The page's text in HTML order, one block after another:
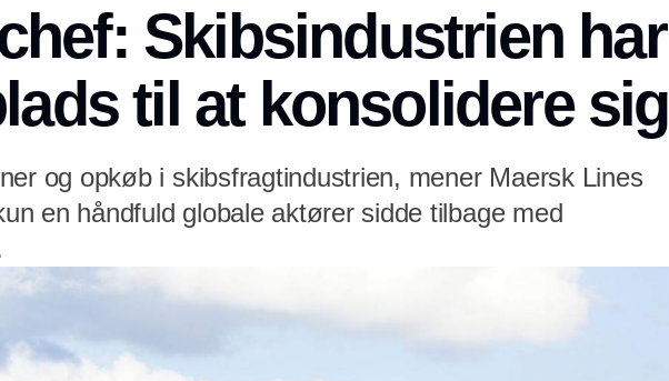
Skibsindustrien har
til at konsolidere sig
og opkøb i skibsfragtindustrien, mener Maersk Lines
en håndfuld globale aktører sidde tilbage med